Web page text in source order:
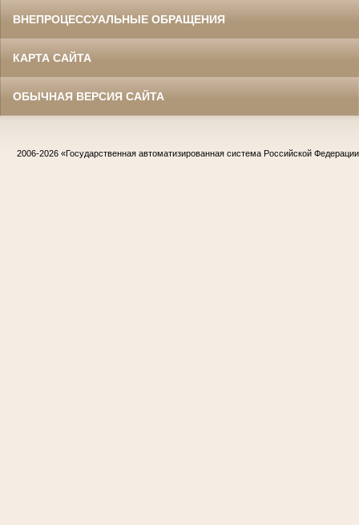
ВНЕПРОЦЕССУАЛЬНЫЕ ОБРАЩЕНИЯ
КАРТА САЙТА
ОБЫЧНАЯ ВЕРСИЯ САЙТА
2006-2026 «Государственная автоматизированная система Российской